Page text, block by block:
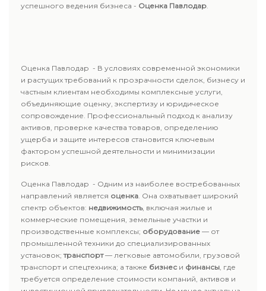
успешного ведения бизнеса - Оценка Павлодар.
Оценка Павлодар - В условиях современной экономики
и растущих требований к прозрачности сделок, бизнесу и
частным клиентам необходимы комплексные услуги,
объединяющие оценку, экспертизу и юридическое
сопровождение. Профессиональный подход к анализу
активов, проверке качества товаров, определению
ущерба и защите интересов становится ключевым
фактором успешной деятельности и минимизации
рисков.
Оценка Павлодар - Одним из наиболее востребованных
направлений является оценка. Она охватывает широкий
спектр объектов: недвижимость, включая жилые и
коммерческие помещения, земельные участки и
производственные комплексы; оборудование — от
промышленной техники до специализированных
установок;транспорт— легковые автомобили, грузовой
транспорт и спецтехника; а также бизнес и финансы, где
требуется определение стоимости компаний, активов и